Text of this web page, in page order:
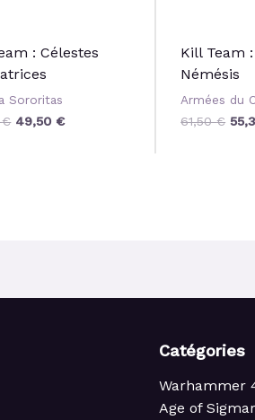
: Célestes
Sororitas
€ 49,50 €
Kill Team
Némésis
Armées du
61,50€
Catégories
Warhammer
Age of Sigmar